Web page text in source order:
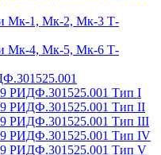
Мк-1, Мк-2, Мк-3 Т-
Мк-4, Мк-5, Мк-6 Т-
РИДФ.301525.001 Тип I
РИДФ.301525.001 Тип II
РИДФ.301525.001 Тип III
РИДФ.301525.001 Тип IV
РИДФ.301525.001 Тип V